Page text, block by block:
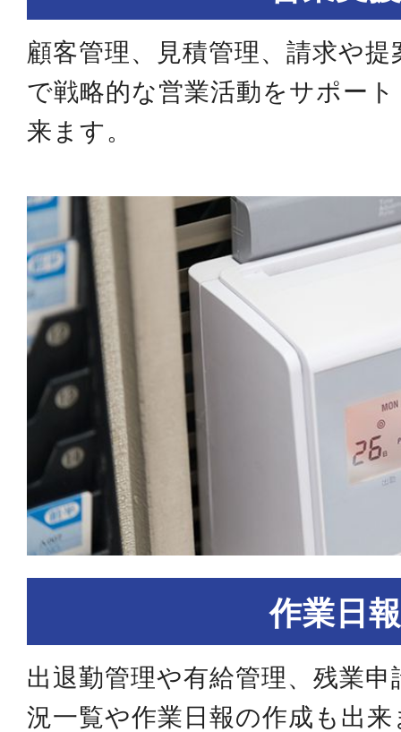
顧客管理、見積管理、請求や
で戦略的な営業活動をサポー
来ます。
作業日報
出退勤管理や有給管理、残業
況一覧や作業日報の作成も出